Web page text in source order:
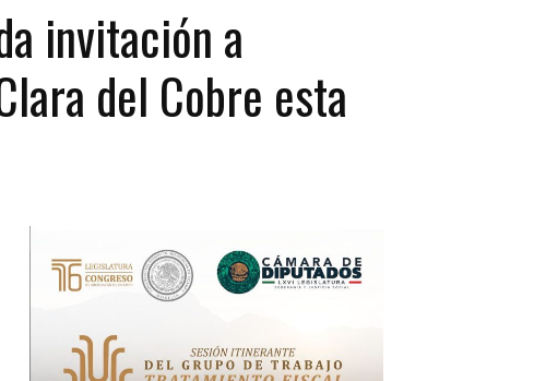
invitación a
del Cobre esta